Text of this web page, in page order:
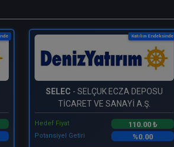
Katılım Endeksinde
SELEC - SELÇUK ECZA DEPOSU
TİCARET VE SANAYİ A.Ş.
Hedef Fiyat 110.00 ₺
Potansiyel Getiri %0.00